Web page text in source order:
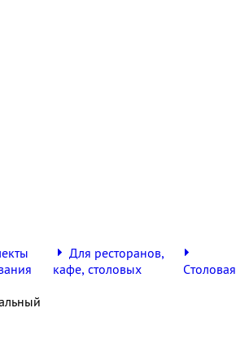
Для ресторанов,
кафе, столовых
Столовая